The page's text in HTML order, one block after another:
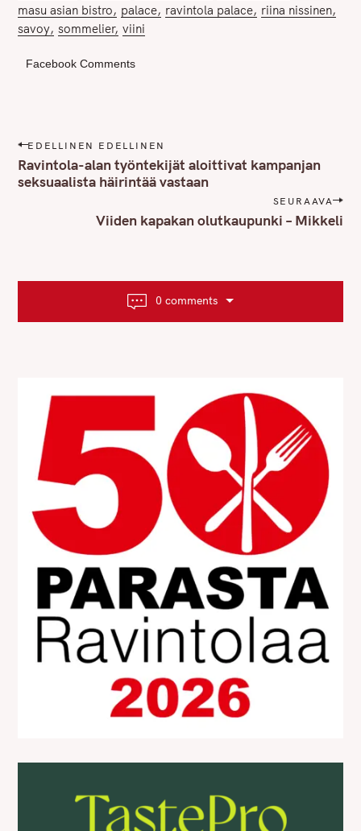
masu asian bistro
palace ravintola palace riina nissinen
savoy sommelier viini
Facebook Comments
P
o
s
i
EDELLINEN EDELLINEN
Ravintola-alan työntekijät aloittivat kampanjan
seksuaalista häirintää vastaan
SEURAAVA
Viiden kapakan olutkaupunki – Mikkeli
0 comments